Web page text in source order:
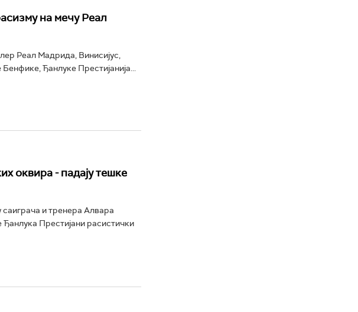
на мечу Реал
Реал Мадрида, Винисијус,
Ђанлуке Престијанија...
оквира - падају тешке
и тренера Алвара
Престијани расистички